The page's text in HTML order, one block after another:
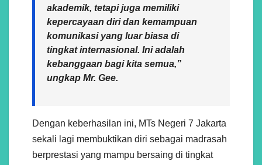
akademik, tetapi juga memiliki
kepercayaan diri dan kemampuan
komunikasi yang luar biasa di
tingkat internasional. Ini adalah
kebanggaan bagi kita semua,”
ungkap Mr. Gee.
Dengan keberhasilan ini, MTs Negeri 7 Jakarta
sekali lagi membuktikan diri sebagai madrasah
berprestasi yang mampu bersaing di tingkat